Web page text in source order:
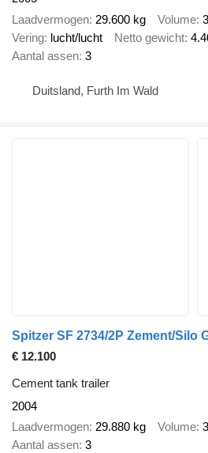
Laadvermogen 29.600 kg Volume
Vering lucht/lucht Netto gewicht
Aantal assen 3
Duitsland, Furth Im Wald
Spitzer SF 2734/2P Zement/Silo
€ 12.100
Cement tank trailer
2004
Laadvermogen 29.880 kg Volume
Aantal assen 3